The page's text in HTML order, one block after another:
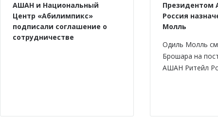
АШАН и Национальный
Центр «Абилимпикс»
подписали соглашение о
сотрудничестве
Президентом
Россия
Молль
Одиль Молль
Брошара на
АШАН Ритейл